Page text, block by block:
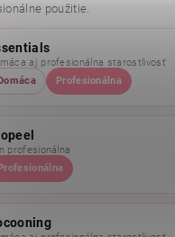
použitie.
aj profesionálna starostlivosť
Domáca
Profesionálna
profesionálna
Profesionálna